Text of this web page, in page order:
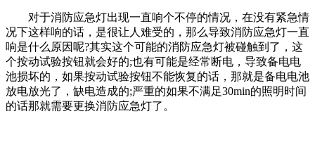
对于消防应急灯出现一直响个不停的情况，在没有紧急情
况下这样响的话，是很让人难受的，那么导致消防应急灯一直
响是什么原因呢?其实这个可能的消防应急灯被碰触到了，这
个按动试验按钮就会好的;也有可能是经常断电，导致备电电
池损坏的，如果按动试验按钮不能恢复的话，那就是备电电池
放电放光了，缺电造成的;严重的如果不满足30min的照明时间
的话那就需要更换消防应急灯了。